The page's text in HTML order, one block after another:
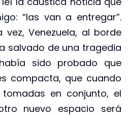
“las van a entregar”.
vez, Venezuela, al borde
salvado de una tragedia
sido probado que
compacta, que cuando
en conjunto, el
nuevo espacio será